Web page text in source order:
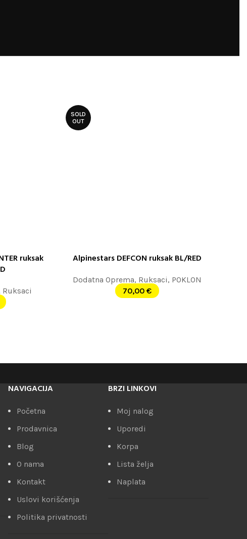
ruksak
Ruksaci
SOLD
OUT
PROČITAJTE JOŠ
Alpinestars DEFCON ruksak BL/RED
Dodatna Oprema, Ruksaci, POKLON
70,00 €
NAVIGACIJA
Početna
Prodavnica
Blog
O nama
Kontakt
Uslovi korišćenja
Politika privatnosti
BRZI LINKOVI
Moj nalog
Uporedi
Korpa
Lista želja
Naplata